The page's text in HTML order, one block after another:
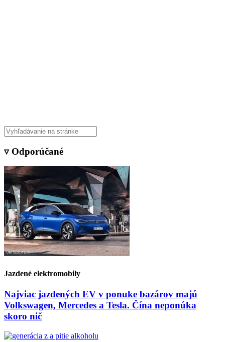
▿ Odporúčané
Jazdené elektromobily
Najviac jazdených EV v ponuke bazárov majú
Volkswagen, Mercedes a Tesla. Čína neponúka
skoro nič